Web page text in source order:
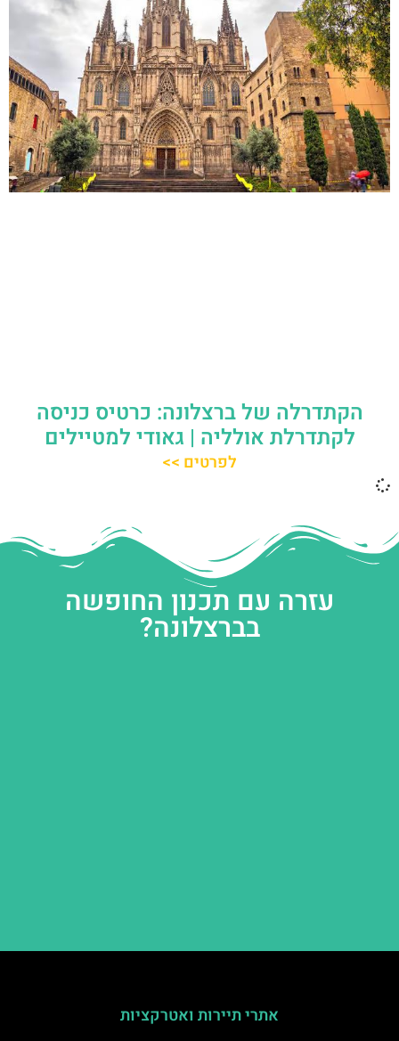
הקתדרלה של ברצלונה: כרטיס כניסה
לקתדרלת אולליה | גאודי למטיילים
לפרטים >>
עזרה עם תכנון החופשה
בברצלונה?
אתרי תיירות ואטרקציות